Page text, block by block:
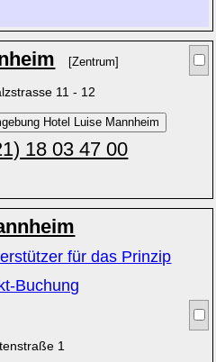
[Zentrum]
11 - 12
18 03 47 00
1